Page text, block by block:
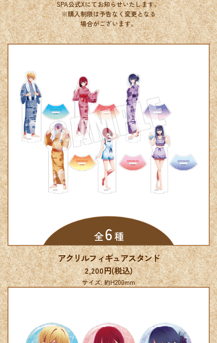
SPA公式Xにてお知らせいたします。
※購入制限は予告なく変更となる
場合がございます。
全 6 種
アクリルフィギュアスタンド
2,200円(税込)
サイズ: 約H200mm